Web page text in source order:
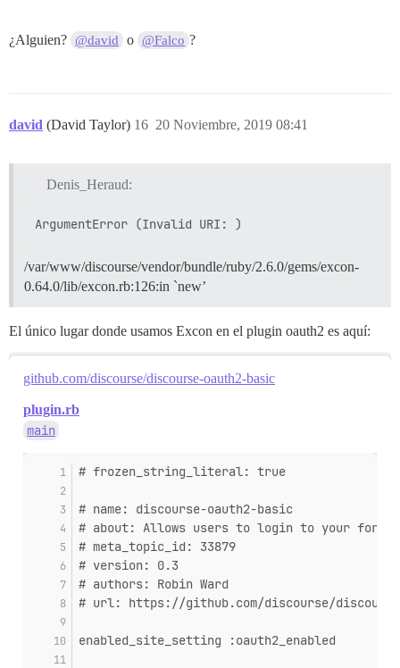
¿Alguien? @david o @Falco ?
david (David Taylor) 20 Noviembre, 2019 08:41
16
Denis_Heraud:
/var/www/discourse/vendor/bundle/ruby/2.6.0/gems/excon-
0.64.0/lib/excon.rb:126:in `new’
El único lugar donde usamos Excon en el plugin oauth2 es aquí:
github.com/discourse/discourse-oauth2-basic
plugin.rb
main
# frozen_string_literal: true
# name: discourse-oauth2-basic
# about: Allows users to login to your forum
# meta_topic_id: 33879
# version: 0.3
# authors: Robin Ward
# url: https://github.com/discourse/
enabled_site_setting :oauth2_enabled